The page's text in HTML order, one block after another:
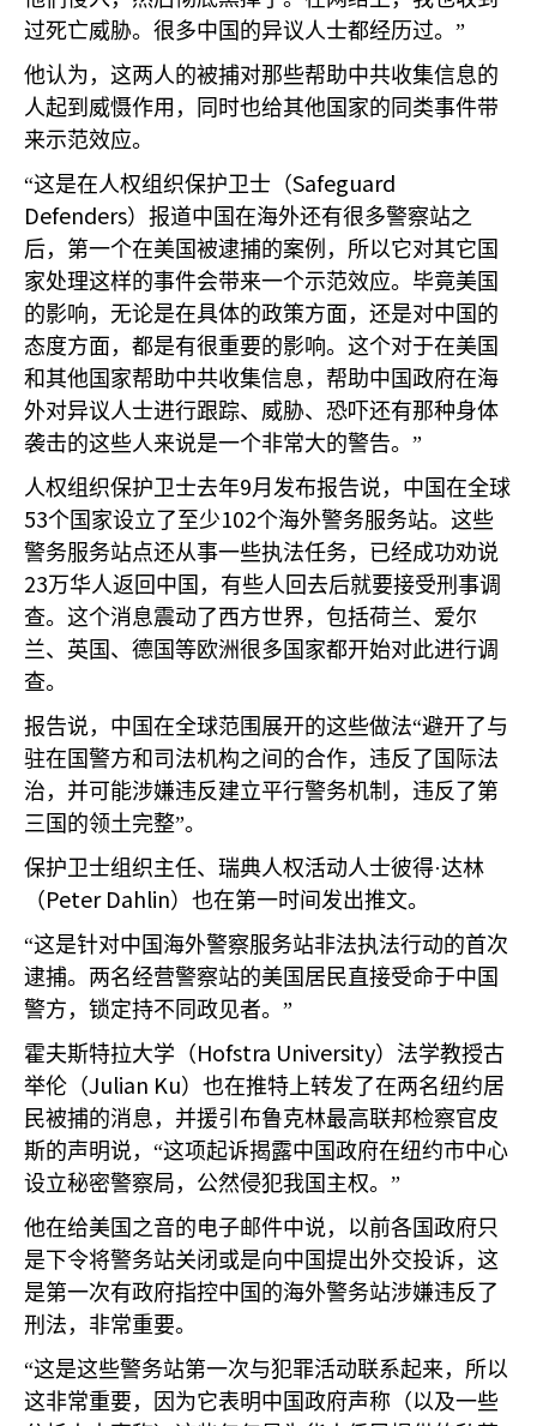
过死亡威胁。很多中国的异议人士都经历过。”
他认为，这两人的被捕对那些帮助中共收集信息的
人起到威慑作用，同时也给其他国家的同类事件带
来示范效应。
“这是在人权组织保护卫士（Safeguard
Defenders）报道中国在海外还有很多警察站之
后，第一个在美国被逮捕的案例，所以它对其它国
家处理这样的事件会带来一个示范效应。毕竟美国
的影响，无论是在具体的政策方面，还是对中国的
态度方面，都是有很重要的影响。这个对于在美国
和其他国家帮助中共收集信息，帮助中国政府在海
外对异议人士进行跟踪、威胁、恐吓还有那种身体
袭击的这些人来说是一个非常大的警告。”
人权组织保护卫士去年9月发布报告说，中国在全球
53个国家设立了至少102个海外警务服务站。这些
警务服务站点还从事一些执法任务，已经成功劝说
23万华人返回中国，有些人回去后就要接受刑事调
查。这个消息震动了西方世界，包括荷兰、爱尔
兰、英国、德国等欧洲很多国家都开始对此进行调
查。
报告说，中国在全球范围展开的这些做法“避开了与
驻在国警方和司法机构之间的合作，违反了国际法
治，并可能涉嫌违反建立平行警务机制，违反了第
三国的领土完整”。
保护卫士组织主任、瑞典人权活动人士彼得·达林
（ Peter Dahlin）也在第一时间发出推文。
“这是针对中国海外警察服务站非法执法行动的首次
逮捕。两名经营警察站的美国居民直接受命于中国
警方，锁定持不同政见者。”
霍夫斯特拉大学（ Hofstra University）法学教授古
举伦（Julian Ku）也在推特上转发了在两名纽约居
民被捕的消息，并援引布鲁克林最高联邦检察官皮
斯的声明说，“这项起诉揭露中国政府在纽约市中心
设立秘密警察局，公然侵犯我国主权。”
他在给美国之音的电子邮件中说，以前各国政府只
是下令将警务站关闭或是向中国提出外交投诉，这
是第一次有政府指控中国的海外警务站涉嫌违反了
刑法，非常重要。
“这是这些警务站第一次与犯罪活动联系起来，所以
这非常重要，因为它表明中国政府声称（以及一些